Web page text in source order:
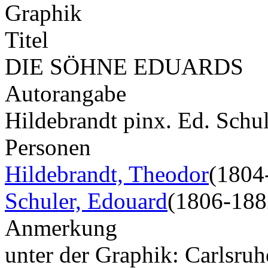
Graphik
Titel
DIE SÖHNE EDUARDS
Autorangabe
Hildebrandt pinx. Ed.
Personen
Hildebrandt, Theodor
Schuler, Edouard(1806-
Anmerkung
unter der Graphik: